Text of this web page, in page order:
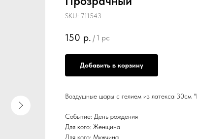
SKU: 711543
150 р. / 1 pc
Добавить в корзину
Воздушные шары с гелием из латекса 30см
Событие: День рождения
Для кого: Женщина
Для кого: Мужчина